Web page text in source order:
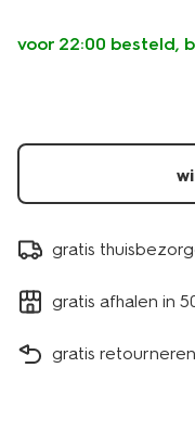
voor 22:00 besteld,
gratis
gratis afhalen in
gratis